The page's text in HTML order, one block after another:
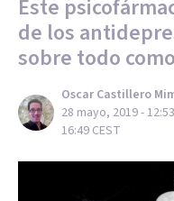
Este
de los
sobre todo
Oscar Castillero
28 mayo, 2019 - 12:53
16:49 CEST